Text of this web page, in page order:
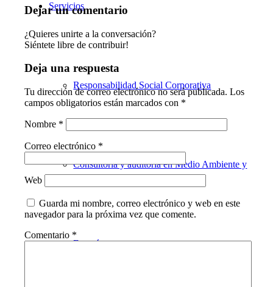
Servicios
Responsabilidad Social Corporativa
Consultoría y auditoría en Medio Ambiente y
Energía
Dejar un comentario
¿Quieres unirte a la conversación?
Siéntete libre de contribuir!
Deja una respuesta
Tu dirección de correo electrónico no será publicada. Los
campos obligatorios están marcados con *
Nombre *
Correo electrónico *
Web
Guarda mi nombre, correo electrónico y web en este
navegador para la próxima vez que comente.
Comentario *